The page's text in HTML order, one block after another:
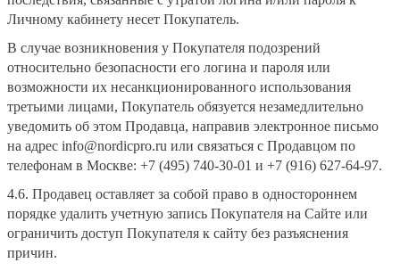
Личному кабинету несет Покупатель.
В случае возникновения у Покупателя подозрений
относительно безопасности его логина и пароля или
возможности их несанкционированного использования
третьими лицами, Покупатель обязуется незамедлительно
уведомить об этом Продавца, направив электронное письмо
на адрес info@nordicpro.ru или связаться с Продавцом по
телефонам в Москве: +7 (495) 740-30-01 и +7 (916) 627-64-97.
4.6. Продавец оставляет за собой право в одностороннем
порядке удалить учетную запись Покупателя на Сайте или
ограничить доступ Покупателя к сайту без разъяснения
причин.